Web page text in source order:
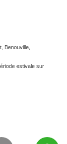
Benouville,
estivale sur